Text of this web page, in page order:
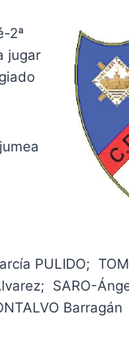
2ª
jugar
PULIDO;
SARO-